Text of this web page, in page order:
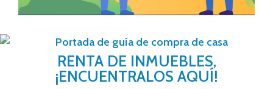
RENTA DE INMUEBLES,
¡ENCUENTRALOS AQUÍ!